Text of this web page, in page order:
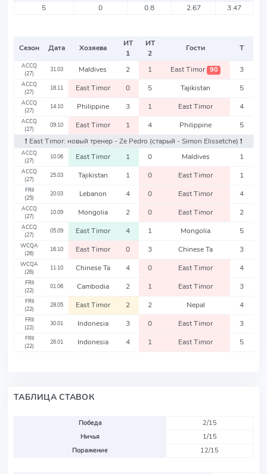
5
0 0.8 2.67 3.47
Сезон Дата Хозяева
ИТ
1
ИТ
2
Гости Т
ACCQ
(27)
31.03 Maldives 2 1 East Timor 90 3
ACCQ
(27)
18.11 East Timor 0 5 Tajikistan 5
ACCQ
(27)
14.10 Philippine 3 1 East Timor 4
ACCQ
(27)
09.10 East Timor 1 4 Philippine
5
❗️ East Timor: новый тренер - Ze Pedro (старый - Simon Elissetche) ❗️
ACCQ
(27)
10.06 East Timor 1 0 Maldives 1
ACCQ
(27)
25.03 Tajikistan 1 0 East Timor 1
FRII
(25)
20.03 Lebanon 4 0 East Timor 4
ACCQ
(27)
10.09 Mongolia 2 0 East Timor 2
ACCQ
(27)
05.09 East Timor 4 1 Mongolia 5
WCQA
(26)
16.10 East Timor 0 3 Chinese Ta 3
WCQA
(26)
11.10 Chinese Ta 4 0 East Timor 4
FRII
(22)
01.06 Cambodia 2 1 East Timor 3
FRII
(22)
28.05 East Timor 2 2 Nepal 4
FRII
(22)
30.01 Indonesia 3 0 East Timor 3
FRII
(22)
26.01 Indonesia 4 1 East Timor 5
ТАБЛИЦА СТАВОК
Победа
2/15
Ничья
1/15
Поражение
12/15